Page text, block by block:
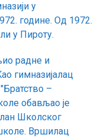
у
године. Од 1972.
у Пироту.
радне и
гимназијалац
–
обављао је
Школског
Вршилац